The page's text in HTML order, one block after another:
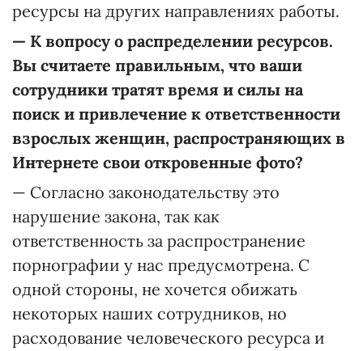
ресурсы на других направлениях работы.
— К вопросу о распределении ресурсов.
Вы считаете правильным, что ваши
сотрудники тратят время и силы на
поиск и привлечение к ответственности
взрослых женщин, распространяющих в
Интернете свои откровенные фото?
— Согласно законодательству это
нарушение закона, так как
ответственность за распространение
порнографии у нас предусмотрена. С
одной стороны, не хочется обижать
некоторых наших сотрудников, но
расходование человеческого ресурса и